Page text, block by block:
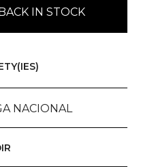
IN STOCK
NACIONAL